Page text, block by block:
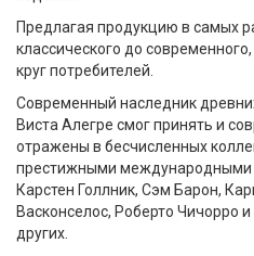
Предлагая продукцию в самых
классического до
круг потребителей.
Современный наследник
Виста Алегре смог принять и
отражены в бесчисленных
престижными международными
Карстен Голлник, Сэм Барон,
Васконселос, Роберто Чичорро
других.